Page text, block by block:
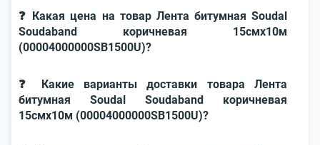
❓ Какая цена на товар Лента битумная Soudal
Soudaband коричневая 15смx10м
(00004000000SB1500U)?
❓ Какие варианты доставки товара Лента
битумная Soudal Soudaband коричневая
15смx10м (00004000000SB1500U)?